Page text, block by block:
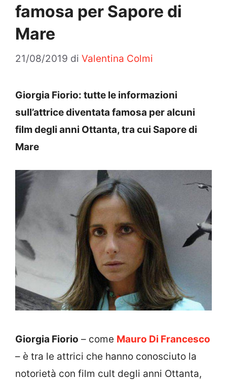
famosa per Sapore di
Mare
21/08/2019 di Valentina Colmi
Giorgia Fiorio: tutte le informazioni
sull’attrice diventata famosa per alcuni
film degli anni Ottanta, tra cui Sapore di
Mare
Giorgia Fiorio – come Mauro Di Francesco
– è tra le attrici che hanno conosciuto la
notorietà con film cult degli anni Ottanta,